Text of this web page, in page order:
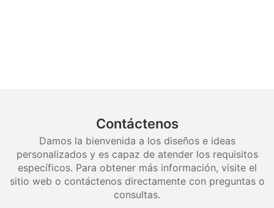
Contáctenos
Damos la bienvenida a los diseños e ideas
personalizados y es capaz de atender los requisitos
específicos. Para obtener más información, visite el
sitio web o contáctenos directamente con preguntas o
consultas.